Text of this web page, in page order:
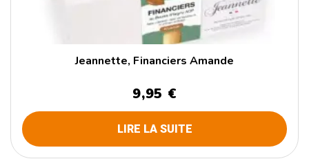
Jeannette, Financiers Amande
9,95 €
LIRE LA SUITE